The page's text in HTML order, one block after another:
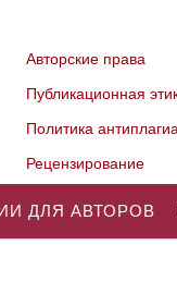
Авторские права
Публикационная
Политика
Рецензирование
ДЛЯ АВТОРОВ